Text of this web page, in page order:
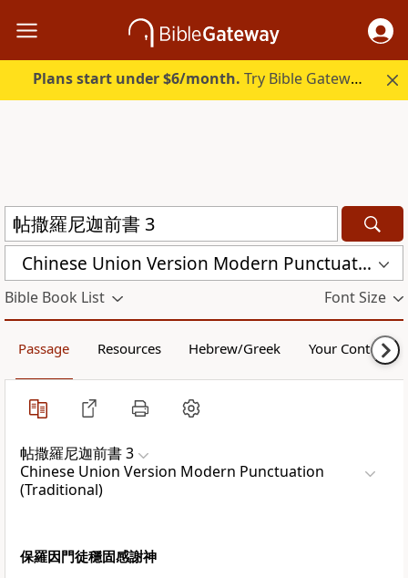
Plans start under $6/month. Try Bible Gateway Plus.
Chinese Union Version Modern Punctuation (Traditional) (CUVMPT)
Bible Book List Font Size
Passage Resources Hebrew/Greek Your Content
帖撒羅尼迦前書 3
Chinese Union Version Modern Punctuation
(Traditional)
保羅因門徒穩固感謝神